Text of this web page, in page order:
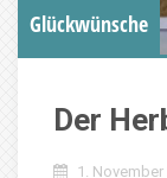
Glückwünsche
Der
1. November